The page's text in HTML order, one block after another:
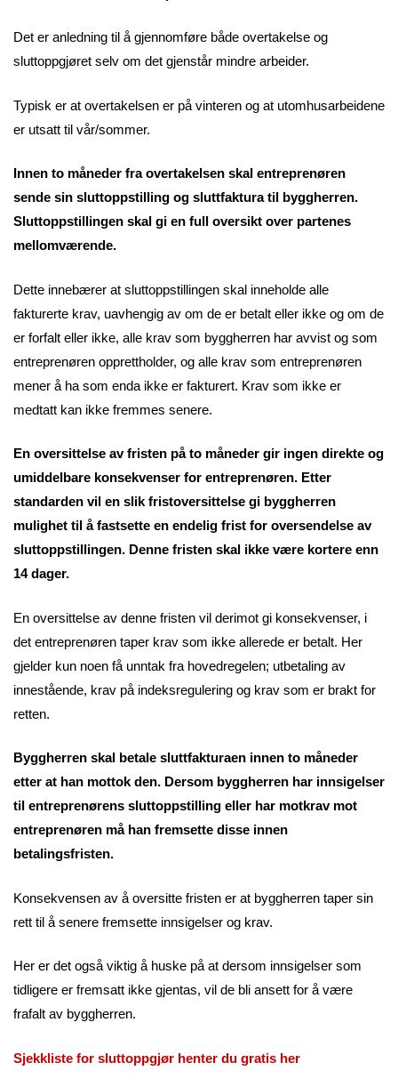
Det er anledning til å gjennomføre både overtakelse og
sluttoppgjøret selv om det gjenstår mindre arbeider.
Typisk er at overtakelsen er på vinteren og at utomhusarbeidene
er utsatt til vår/sommer.
Innen to måneder fra overtakelsen skal entreprenøren
sende sin sluttoppstilling og sluttfaktura til byggherren.
Sluttoppstillingen skal gi en full oversikt over partenes
mellomværende.
Dette innebærer at sluttoppstillingen skal inneholde alle
fakturerte krav, uavhengig av om de er betalt eller ikke og om de
er forfalt eller ikke, alle krav som byggherren har avvist og som
entreprenøren opprettholder, og alle krav som entreprenøren
mener å ha som enda ikke er fakturert. Krav som ikke er
medtatt kan ikke fremmes senere.
En oversittelse av fristen på to måneder gir ingen direkte og
umiddelbare konsekvenser for entreprenøren. Etter
standarden vil en slik fristoversittelse gi byggherren
mulighet til å fastsette en endelig frist for oversendelse av
sluttoppstillingen. Denne fristen skal ikke være kortere enn
14 dager.
En oversittelse av denne fristen vil derimot gi konsekvenser, i
det entreprenøren taper krav som ikke allerede er betalt. Her
gjelder kun noen få unntak fra hovedregelen; utbetaling av
innestående, krav på indeksregulering og krav som er brakt for
retten.
Byggherren skal betale sluttfakturaen innen to måneder
etter at han mottok den. Dersom byggherren har innsigelser
til entreprenørens sluttoppstilling eller har motkrav mot
entreprenøren må han fremsette disse innen
betalingsfristen.
Konsekvensen av å oversitte fristen er at byggherren taper sin
rett til å senere fremsette innsigelser og krav.
Her er det også viktig å huske på at dersom innsigelser som
tidligere er fremsatt ikke gjentas, vil de bli ansett for å være
frafalt av byggherren.
Sjekkliste for sluttoppgjør henter du gratis her